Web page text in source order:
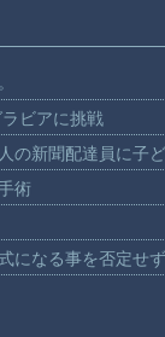
ビアに挑戦
新聞配達員に子
術
になる事を否定せ